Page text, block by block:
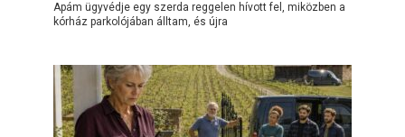
Apám ügyvédje egy szerda reggelen hívott fel, miközben a
kórház parkolójában álltam, és újra